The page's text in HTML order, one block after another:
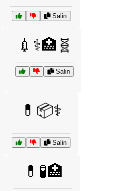
Salin
💉⚕️🏥🧬
Salin
💊📦⚕️
Salin
💊🧪🏥